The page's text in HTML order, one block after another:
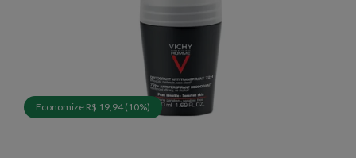
Economize R$ 19,94 (10%)